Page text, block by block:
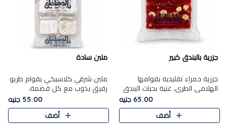
جزرية بالبندق كبير
جزرية حمراء تقليدية بقوامها
الهلامي الطري، غنية بحبات البندق
الفاخرة التي تضيف قرمشة راقية
إلى قوامها الناعم، لتقدم مزيجًا
متوازنًا من النكه..
65.00 جنيه
أضف
ملبن سادة
ملبن شرقي كلاسيكي بقوام طريو
رقيق يذوب مع كل قضمة،
مغطى بطبقة ناعمة من السكر
البودرة ليقدم المذاق الأصيل الذي
ارتبط بحلويات المولد التقليدي..
55.00 جنيه
أضف